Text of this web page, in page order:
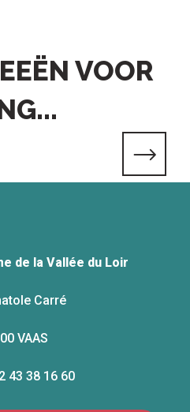
VOOR
de la Vallée du Loir
Carré
VAAS
43 38 16 60